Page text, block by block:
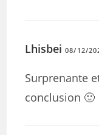
Lhisbei 08/12/
Surprenante
conclusion 🙂